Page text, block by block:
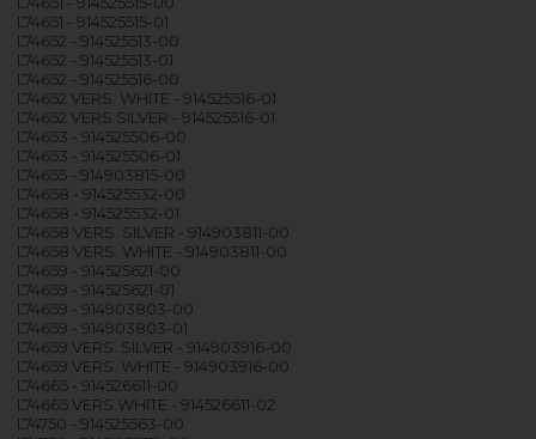
L74651 - 914525515-01
L74652 - 914525513-00
L74652 - 914525513-01
L74652 - 914525516-00
L74652 VERS. WHITE - 914525516-01
L74652 VERS.SILVER - 914525516-01
L74653 - 914525506-00
L74653 - 914525506-01
L74655 - 914903815-00
L74658 - 914525532-00
L74658 - 914525532-01
L74658 VERS. SILVER - 914903811-00
L74658 VERS. WHITE - 914903811-00
L74659 - 914525621-00
L74659 - 914525621-01
L74659 - 914903803-00
L74659 - 914903803-01
L74659 VERS. SILVER - 914903916-00
L74659 VERS. WHITE - 914903916-00
L74665 - 914526611-00
L74665 VERS.WHITE - 914526611-02
L74750 - 914525563-00